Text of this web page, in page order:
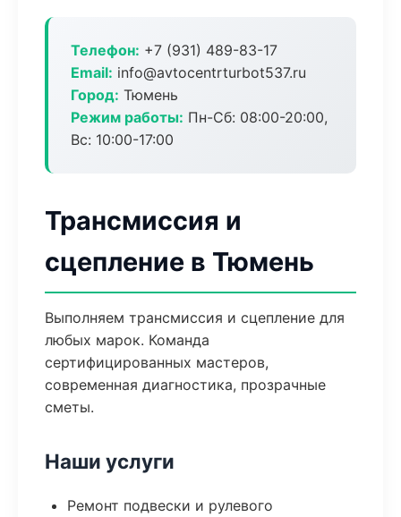
Телефон: +7 (931) 489-83-17
Email: info@avtocentrturbot537.ru
Город: Тюмень
Режим работы: Пн-Сб: 08:00-20:00,
Вс: 10:00-17:00
Трансмиссия и
сцепление в Тюмень
Выполняем трансмиссия и сцепление для
любых марок. Команда
сертифицированных мастеров,
современная диагностика, прозрачные
сметы.
Наши услуги
Ремонт подвески и рулевого